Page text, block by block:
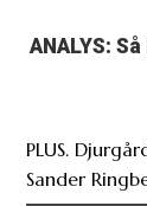
ANALYS:
PLUS.
Sander